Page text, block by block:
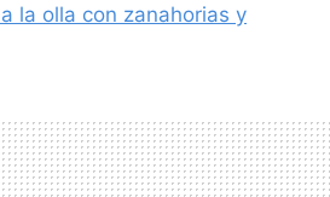
la olla con zanahorias y